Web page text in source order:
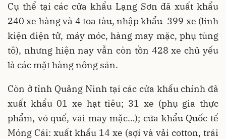
Cụ thể tại các cửa khẩu Lạng Sơn đã xuất khẩu
240 xe hàng và 4 toa tàu, nhập khẩu 399 xe (linh
kiện điện tử, máy móc, hàng may mặc, phụ tùng
tô), nhưng hiện nay vẫn còn tồn 428 xe chủ yếu
là các mặt hàng nông sản.
Còn ở tỉnh Quảng Ninh tại các cửa khẩu chính đã
xuất khẩu 01 xe hạt tiêu; 31 xe (phụ gia thực
phẩm, vỏ quế, vải may mặc…); cửa khẩu Quốc tế
Móng Cái: xuất khẩu 14 xe (sợi và vải cotton, trái